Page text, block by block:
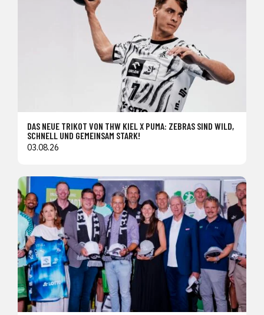
DAS NEUE TRIKOT VON THW KIEL X PUMA: ZEBRAS SIND WILD,
SCHNELL UND GEMEINSAM STARK!
03.08.26